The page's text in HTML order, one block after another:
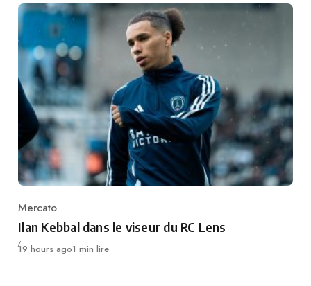
Category
Mercato
Ilan Kebbal dans le viseur du RC Lens
Publié
19 hours ago1 min lire